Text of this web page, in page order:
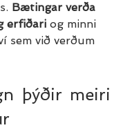
Bætingar verða
erfiðari og minni
sem við verðum
þýðir meiri